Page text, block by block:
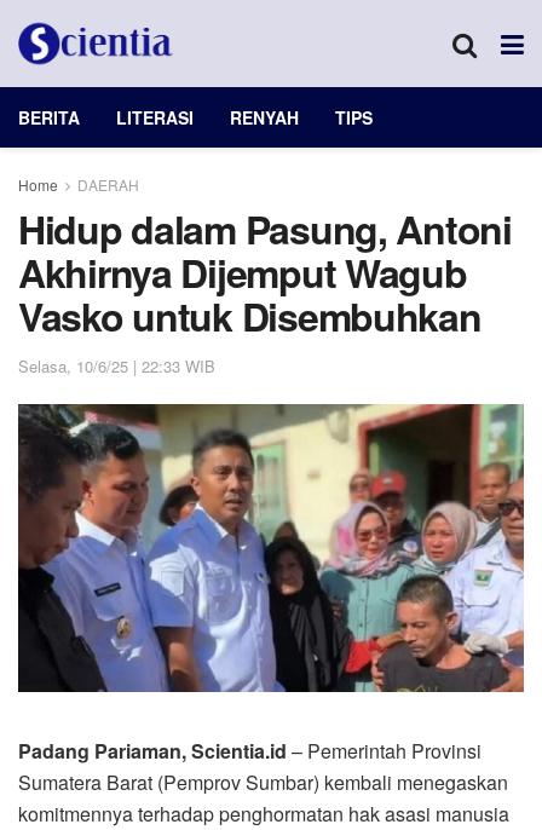
BERITA LITERASI RENYAH TIPS
Home DAERAH
Hidup dalam Pasung, Antoni
Akhirnya Dijemput Wagub
Vasko untuk Disembuhkan
Selasa, 10/6/25 | 22:33 WIB
Padang Pariaman, Scientia.id – Pemerintah Provinsi
Sumatera Barat (Pemprov Sumbar) kembali menegaskan
komitmennya terhadap penghormatan hak asasi manusia